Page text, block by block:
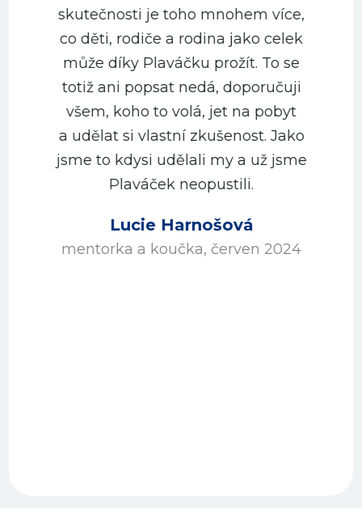
skutečnosti je toho mnohem více,
co děti, rodiče a rodina jako celek
může díky Plaváčku prožít. To se
totiž ani popsat nedá, doporučuji
všem, koho to volá, jet na pobyt
a udělat si vlastní zkušenost. Jako
jsme to kdysi udělali my a už jsme
Plaváček neopustili.
Lucie Harnošová
mentorka a koučka, červen 2024